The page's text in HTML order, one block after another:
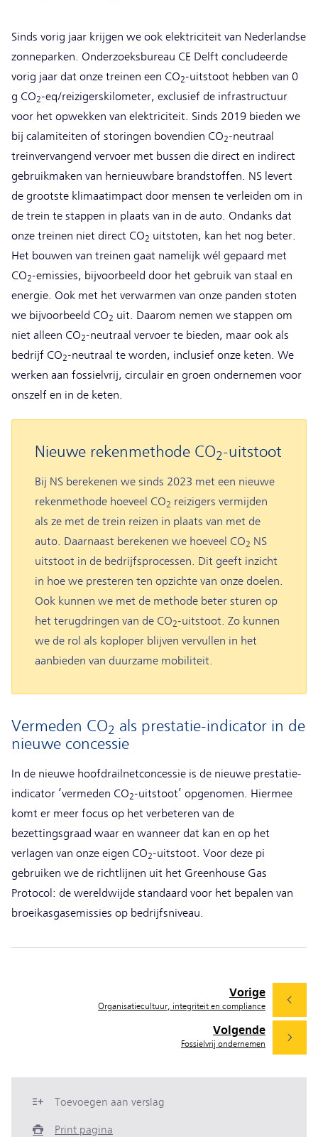
Sinds vorig jaar krijgen we ook elektriciteit van Nederlandse
zonneparken. Onderzoeksbureau CE Delft concludeerde
vorig jaar dat onze treinen een CO2-uitstoot hebben van 0
g CO2-eq/reizigerskilometer, exclusief de infrastructuur
voor het opwekken van elektriciteit. Sinds 2019 bieden we
bij calamiteiten of storingen bovendien CO2-neutraal
treinvervangend vervoer met bussen die direct en indirect
gebruikmaken van hernieuwbare brandstoffen. NS levert
de grootste klimaatimpact door mensen te verleiden om in
de trein te stappen in plaats van in de auto. Ondanks dat
onze treinen niet direct CO2 uitstoten, kan het nog beter.
Het bouwen van treinen gaat namelijk wél gepaard met
CO2-emissies, bijvoorbeeld door het gebruik van staal en
energie. Ook met het verwarmen van onze panden stoten
we bijvoorbeeld CO2 uit. Daarom nemen we stappen om
niet alleen CO2-neutraal vervoer te bieden, maar ook als
bedrijf CO2-neutraal te worden, inclusief onze keten. We
werken aan fossielvrij, circulair en groen ondernemen voor
onszelf en in de keten.
Nieuwe rekenmethode CO2-uitstoot
Bij NS berekenen we sinds 2023 met een nieuwe
rekenmethode hoeveel CO2 reizigers vermijden
als ze met de trein reizen in plaats van met de
auto. Daarnaast berekenen we hoeveel CO2 NS
uitstoot in de bedrijfsprocessen. Dit geeft inzicht
in hoe we presteren ten opzichte van onze doelen.
Ook kunnen we met de methode beter sturen op
het terugdringen van de CO2-uitstoot. Zo kunnen
we de rol als koploper blijven vervullen in het
aanbieden van duurzame mobiliteit.
Vermeden CO2 als prestatie-indicator in de
nieuwe concessie
In de nieuwe hoofdrailnetconcessie is de nieuwe prestatie-
indicator ‘vermeden CO2-uitstoot’ opgenomen. Hiermee
komt er meer focus op het verbeteren van de
bezettingsgraad waar en wanneer dat kan en op het
verlagen van onze eigen CO2-uitstoot. Voor deze pi
gebruiken we de richtlijnen uit het Greenhouse Gas
Protocol: de wereldwijde standaard voor het bepalen van
broeikasgasemissies op bedrijfsniveau.
Volgende
Fossielvrij ondernemen
Vorige
Organisatiecultuur, integriteit en compliance
Toevoegen aan verslag
Print pagina